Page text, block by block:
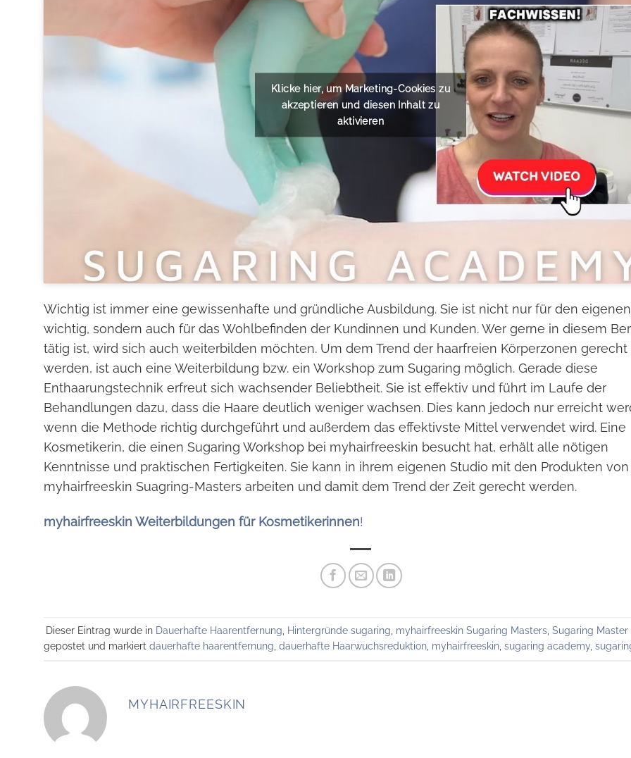
Klicke hier, um Marketing-Cookies zu
akzeptieren und diesen Inhalt zu
aktivieren
Wichtig ist immer eine gewissenhafte und gründliche Ausbildung. Sie ist nicht nur für den
wichtig, sondern auch für das Wohlbefinden der Kundinnen und Kunden. Wer gerne in diesem
tätig ist, wird sich auch weiterbilden möchten. Um dem Trend der haarfreien Körperzonen gerecht
werden, ist auch eine Weiterbildung bzw. ein Workshop zum Sugaring möglich. Gerade diese
Enthaarungstechnik erfreut sich wachsender Beliebtheit. Sie ist effektiv und führt im Laufe der
Behandlungen dazu, dass die Haare deutlich weniger wachsen. Dies kann jedoch nur erreicht
wenn die Methode richtig durchgeführt und außerdem das effektivste Mittel verwendet wird. Eine
Kosmetikerin, die einen Sugaring Workshop bei myhairfreeskin besucht hat, erhält alle nötigen
Kenntnisse und praktischen Fertigkeiten. Sie kann in ihrem eigenen Studio mit den Produkten von
myhairfreeskin Suagring-Masters arbeiten und damit dem Trend der Zeit gerecht werden.
myhairfreeskin Weiterbildungen für Kosmetikerinnen!
Dieser Eintrag wurde in Dauerhafte Haarentfernung Hintergründe sugaring myhairfreeskin Sugaring Masters Sugaring
gepostet und markiert dauerhafte haarentfernung dauerhafte Haarwuchsreduktion myhairfreeskin sugaring academy
MYHAIRFREESKIN